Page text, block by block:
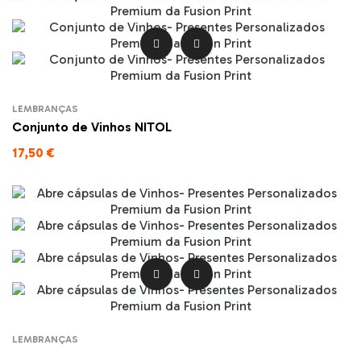
 
LEMBRANÇAS
Conjunto de Vinhos NITOL
17,50 €
 
LEMBRANÇAS